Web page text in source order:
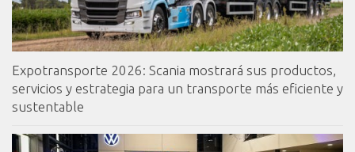
Expotransporte 2026: Scania mostrará sus productos,
servicios y estrategia para un transporte más eficiente y
sustentable